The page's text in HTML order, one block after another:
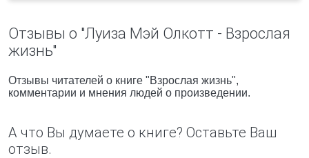
Отзывы о "Луиза Мэй Олкотт - Взрослая
жизнь"
Отзывы читателей о книге "Взрослая жизнь",
комментарии и мнения людей о произведении.
А что Вы думаете о книге? Оставьте Ваш
отзыв.